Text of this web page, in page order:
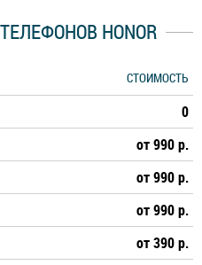
HONOR
СТОИМОСТЬ
0
от 990 р.
от 990 р.
от 990 р.
от 390 р.